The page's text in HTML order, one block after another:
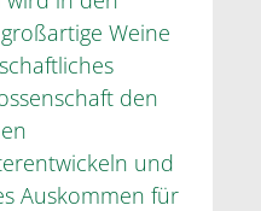
Weine
den
und
Auskommen für